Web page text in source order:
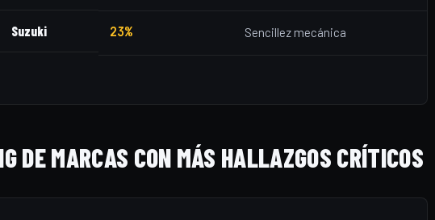
Suzuki 23% Sencillez mecánica
DE MARCAS CON MÁS HALLAZGOS CRÍTICOS